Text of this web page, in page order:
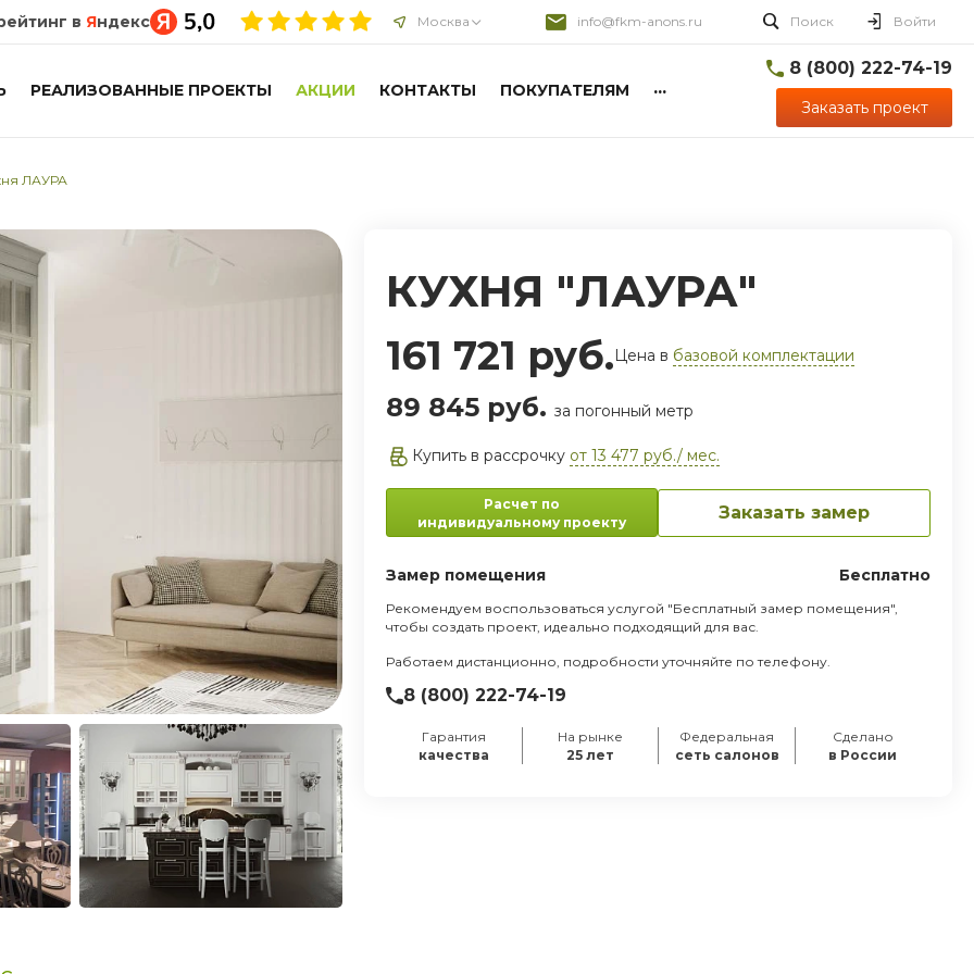
в Яндекс Москва info@fkm-anons.ru Поиск Войти
РЕАЛИЗОВАННЫЕ ПРОЕКТЫ АКЦИИ КОНТАКТЫ ПОКУПАТЕЛЯМ ...
8 (800) 222-74-19
Заказать проект
ЛАУРА
КУХНЯ "ЛАУРА"
161 721 руб.Цена в базовой комплектации
Влагостойкая столешница ДСП пластик;
89 845 руб. за погонный метр
Купить в рассрочку от 13 477 руб./ мес.
Расчет по
индивидуальному проекту
Заказать замер
Замер помещения Бесплатно
Рекомендуем воспользоваться услугой "Бесплатный замер помещения",
чтобы создать проект, идеально подходящий для вас.
Работаем дистанционно, подробности уточняйте по телефону.
8 (800) 222-74-19
Гарантия
качества
На рынке
25 лет
Федеральная
сеть салонов
Сделано
в России